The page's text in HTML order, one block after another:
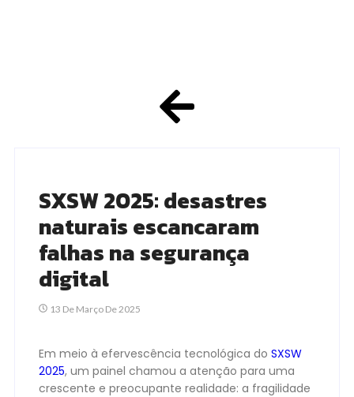
SXSW 2025: desastres
naturais escancaram
falhas na segurança
digital
13 De Março De 2025
Em meio à efervescência tecnológica do SXSW
2025, um painel chamou a atenção para uma
crescente e preocupante realidade: a fragilidade